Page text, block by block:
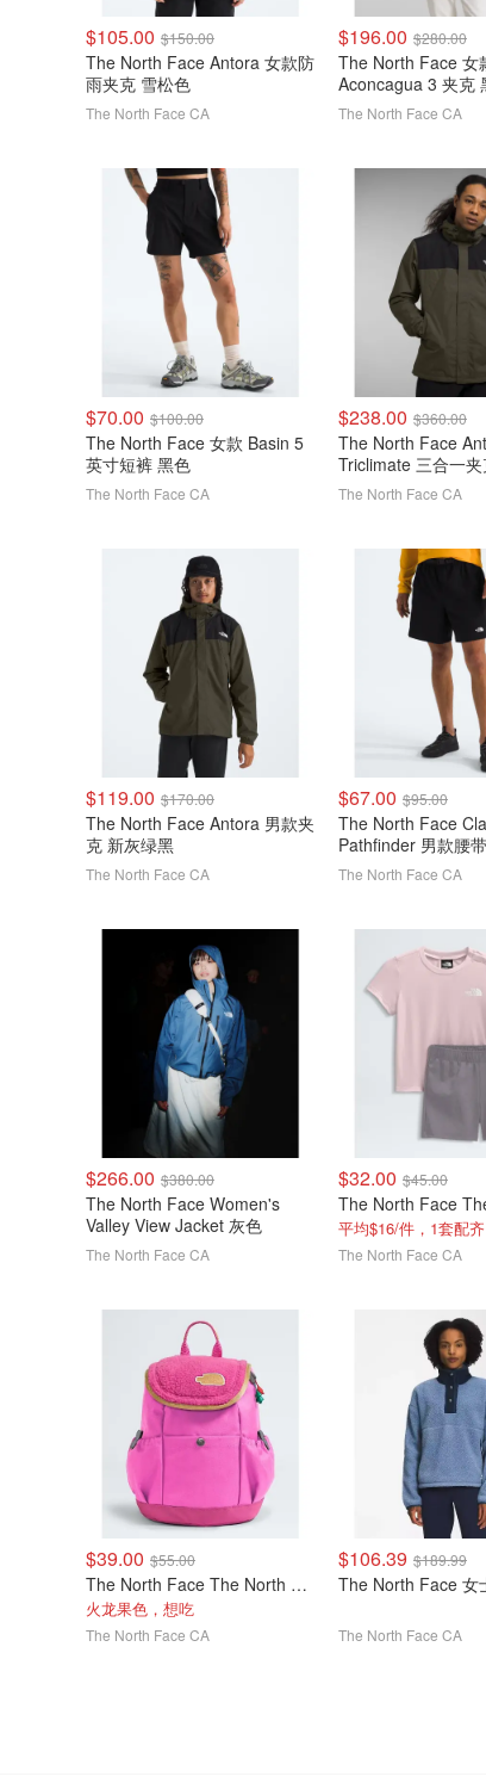
$105.00 $150.00
The North Face Antora 女款防
雨夹克 雪松色
The North Face CA
$196.00 $280.00
The North Face 女
Aconcagua 3 夹克
The North Face CA
$70.00 $100.00
The North Face 女款 Basin 5
英寸短裤 黑色
The North Face CA
$238.00 $360.00
The North Face
Triclimate 三合一
The North Face CA
$119.00 $170.00
The North Face Antora 男款夹
克 新灰绿黑
The North Face CA
$67.00 $95.00
The North Face
Pathfinder 男款腰
The North Face CA
$266.00 $380.00
The North Face Women's
Valley View Jacket 灰色
The North Face CA
$32.00 $45.00
The North Face CA
$39.00 $55.00
The North Face The North Face Mini Explorer 儿童背包
火龙果色，想吃
The North Face CA
$106.39 $189.99
The North Face 女
The North Face CA